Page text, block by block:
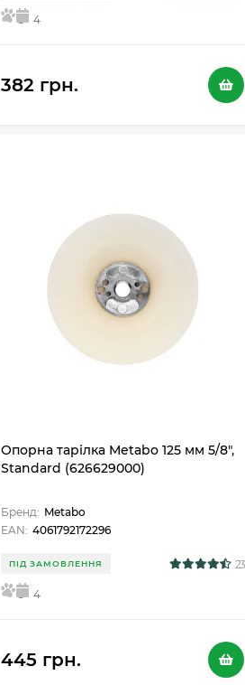
5 4
382 грн.
Опорна тарілка Metabo 125 мм 5/8",
Standard (626629000)
Бренд: Metabo
EAN: 4061792172296
ПІД ЗАМОВЛЕННЯ 23
5 4
445 грн.